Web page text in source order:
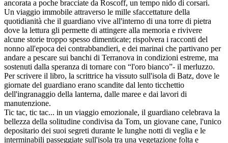
ancorata a poche bracciate da Roscoff, un tempo nido di corsari.
Un viaggio immobile attraverso le mille sfaccettature della
quotidianità che il guardiano vive all'interno di una torre di pietra
dove la lettura gli permette di attingere alla memoria e rivivere
alcune storie troppo spesso dimenticate; rispolvera i racconti del
nonno all'epoca dei contrabbandieri, e dei marinai che partivano per
andare a pescare sui banchi di Terranova in condizioni estreme, ma
sostenuti dalla speranza di tornare con “l'oro bianco”- il merluzzo.
Per scrivere il libro, la scrittrice ha vissuto sull'isola di Batz, dove le
giornate del guardiano erano scandite dal lento ticchettio
dell'ingranaggio della lanterna, dalle maree e dai lavori di
manutenzione.
Tic tac, tic tac... in un viaggio emozionale, il guardiano celebrava la
bellezza della solitudine condivisa da Tom, un giovane cane, l'unico
depositario dei suoi segreti durante le lunghe notti di veglia e le
interminabili passeggiate sull'isola tra una vegetazione folta e